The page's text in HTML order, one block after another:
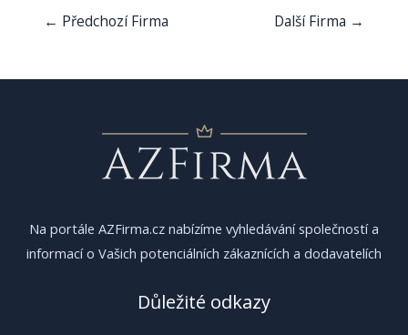
Navigace
← Předchozí Firma Další Firma →
Na portále AZFirma.cz nabízíme vyhledávání společností a
informací o Vašich potenciálních zákaznících a dodavatelích
Důležité odkazy